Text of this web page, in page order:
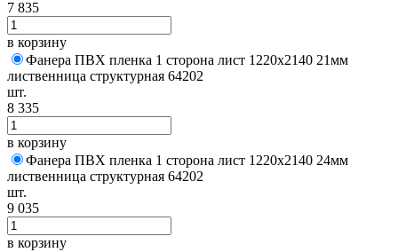
7 835
в корзину
Фанера ПВХ пленка 1 сторона лист 1220х2140 21мм
лиственница структурная 64202
шт.
8 335
в корзину
Фанера ПВХ пленка 1 сторона лист 1220х2140 24мм
лиственница структурная 64202
шт.
9 035
в корзину